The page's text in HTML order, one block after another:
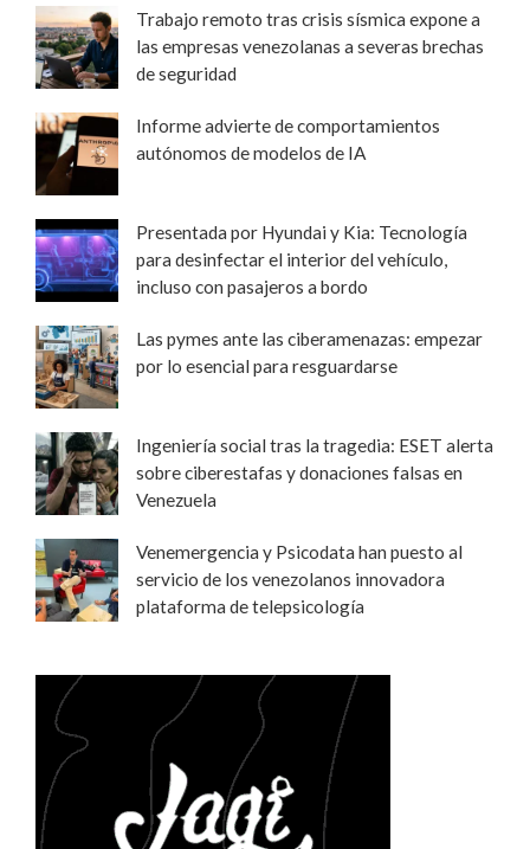
Trabajo remoto tras crisis sísmica expone a
las empresas venezolanas a severas brechas
de seguridad
Informe advierte de comportamientos
autónomos de modelos de IA
Presentada por Hyundai y Kia: Tecnología
para desinfectar el interior del vehículo,
incluso con pasajeros a bordo
Las pymes ante las ciberamenazas: empezar
por lo esencial para resguardarse
Ingeniería social tras la tragedia: ESET alerta
sobre ciberestafas y donaciones falsas en
Venezuela
Venemergencia y Psicodata han puesto al
servicio de los venezolanos innovadora
plataforma de telepsicología